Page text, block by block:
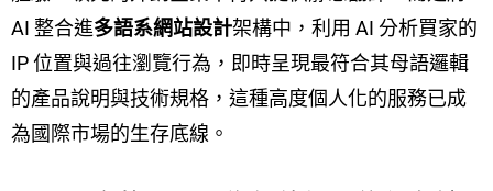
AI 整合進多語系網站設計架構中，利用 AI 分析買家的
IP 位置與過往瀏覽行為，即時呈現最符合其母語邏輯
的產品說明與技術規格，這種高度個人化的服務已成
為國際市場的生存底線。